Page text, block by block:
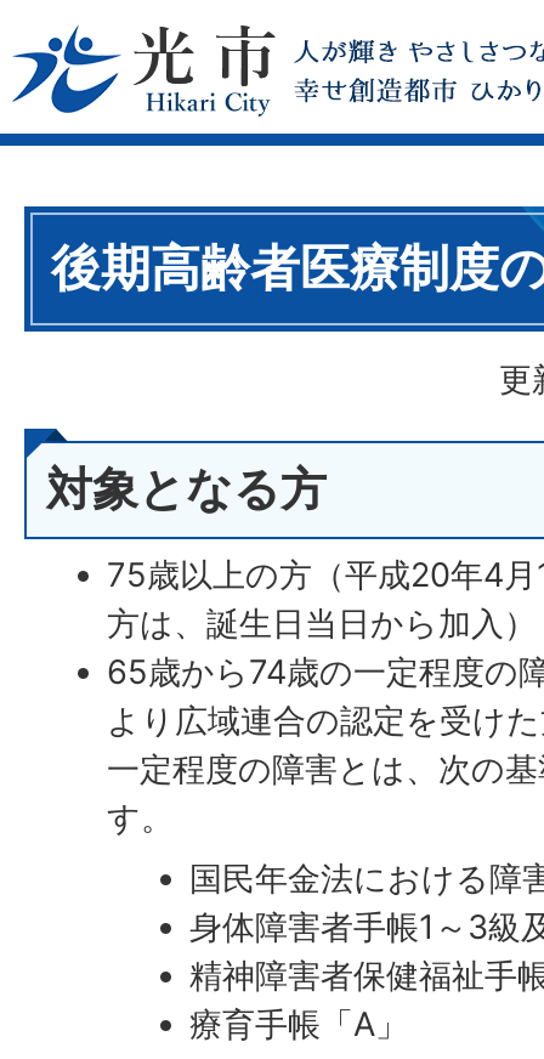
後期高齢者医療制度
更
対象となる方
75歳以上の方（平成20年4
方は、誕生日当日から加入）
65歳から74歳の一定程度の
より広域連合の認定を受け
一定程度の障害とは、次の
す。
国民年金法における障
身体障害者手帳1～3級
精神障害者保健福祉手
療育手帳「A」